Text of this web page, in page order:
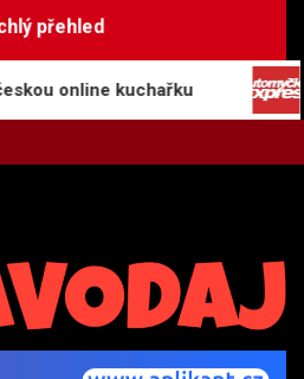
přehled
kuchařku
zprávy